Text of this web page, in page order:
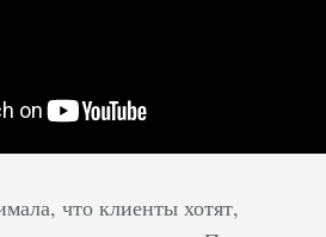
что клиенты хотят,